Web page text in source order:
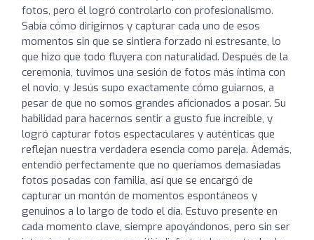
fotos, pero él logró controlarlo con profesionalismo.
Sabía cómo dirigirnos y capturar cada uno de esos
momentos sin que se sintiera forzado ni estresante, lo
que hizo que todo fluyera con naturalidad. Después de la
ceremonia, tuvimos una sesión de fotos más íntima con
el novio, y Jesús supo exactamente cómo guiarnos, a
pesar de que no somos grandes aficionados a posar. Su
habilidad para hacernos sentir a gusto fue increíble, y
logró capturar fotos espectaculares y auténticas que
reflejan nuestra verdadera esencia como pareja. Además,
entendió perfectamente que no queríamos demasiadas
fotos posadas con familia, así que se encargó de
capturar un montón de momentos espontáneos y
genuinos a lo largo de todo el día. Estuvo presente en
cada momento clave, siempre apoyándonos, pero sin ser